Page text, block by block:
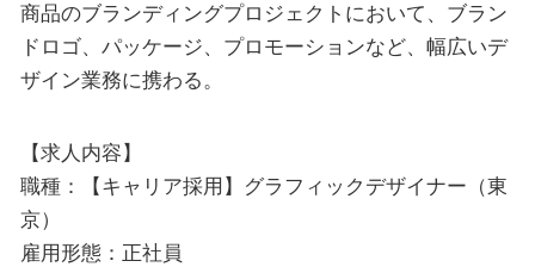
商品のブランディングプロジェクトにおいて、ブラン
ドロゴ、パッケージ、プロモーションなど、幅広いデ
ザイン業務に携わる。
【求人内容】
職種：【キャリア採用】グラフィックデザイナー（東
京）
雇用形態：正社員